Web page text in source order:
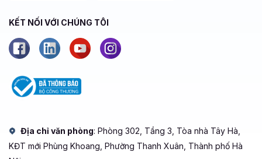
KẾT NỐI VỚI CHÚNG TÔI
Địa chỉ văn phòng: Phòng 302, Tầng 3, Tòa nhà Tây Hà,
KĐT mới Phùng Khoang, Phường Thanh Xuân, Thành phố Hà